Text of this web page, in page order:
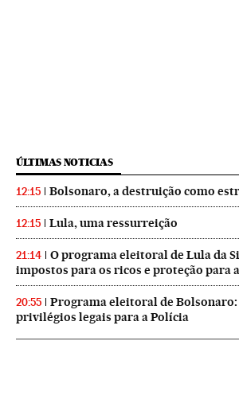
ÚLTIMAS NOTICIAS
12:15 Bolsonaro, a destruição como
12:15 Lula, uma ressurreição
21:14
O programa eleitoral de Lula da
impostos para os ricos e proteção para
20:55
Programa eleitoral de
privilégios legais para a Polícia